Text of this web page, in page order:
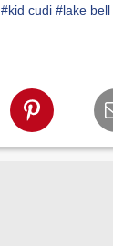
#kid cudi #lake bell